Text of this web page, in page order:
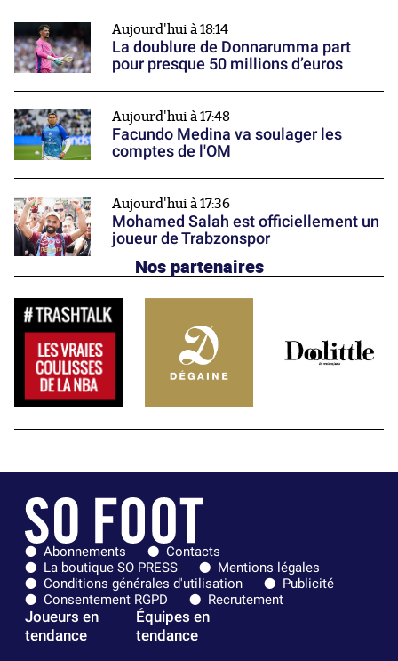
Aujourd'hui à 18:14
La doublure de Donnarumma part
pour presque 50 millions d’euros
Aujourd'hui à 17:48
Facundo Medina va soulager les
comptes de l'OM
Aujourd'hui à 17:36
Mohamed Salah est officiellement un
joueur de Trabzonspor
Nos partenaires
Abonnements
Contacts
La boutique SO PRESS
Mentions légales
Conditions générales d'utilisation
Publicité
Consentement RGPD
Recrutement
Joueurs en
tendance
Équipes en
tendance